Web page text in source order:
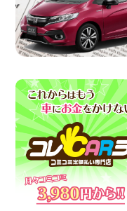
人気の
町店
夏季休
夏季休
お盆も
旭南本